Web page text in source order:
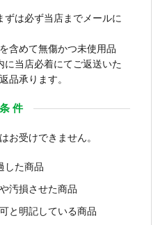
は必ず当店までメールに
含めて無傷かつ未使用品
に当店必着にてご返送いた
品承ります。
条 件
お受けできません。
した商品
汚損させた商品
と明記している商品